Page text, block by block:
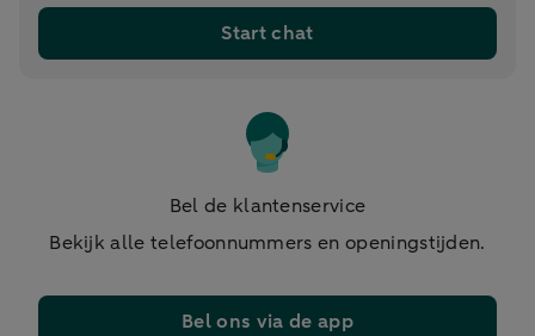
Start chat
Bel de klantenservice
Bekijk alle telefoonnummers en openingstijden.
Bel ons via de app